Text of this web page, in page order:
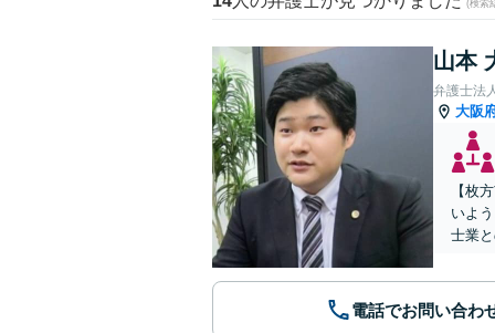
(検索
山本
弁護士法
大阪
【枚
いよ
士業と
電話でお問い合わ